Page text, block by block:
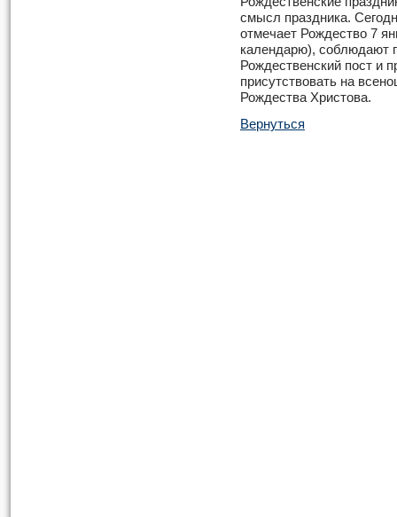
смысл праздника.
отмечает Рождество 7
календарю), соблюдают
Рождественский пост и
присутствовать на
Рождества Христова.
Вернуться